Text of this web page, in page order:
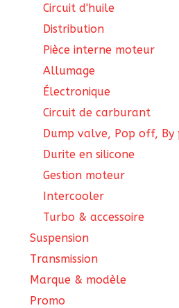
Circuit d'huile
Distribution
Pièce interne moteur
Allumage
Électronique
Circuit de carburant
Dump valve, Pop off, By
Durite en silicone
Gestion moteur
Intercooler
Turbo & accessoire
Suspension
Transmission
Marque & modèle
Promo